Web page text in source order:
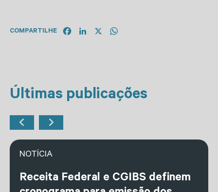
COMPARTILHE FacebookLinkedIn
Últimas publicações
NOTÍCIA
Receita Federal e CGIBS definem